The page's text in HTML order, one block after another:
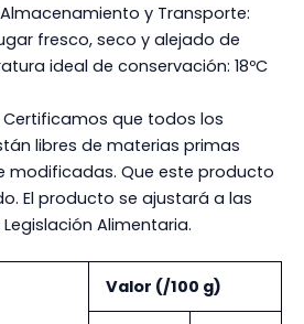
y Transporte:
fresco, seco y alejado de
ideal de conservación: 18ºC
Certificamos que todos los
libres de materias primas
modificadas. Que este producto
El producto se ajustará a las
Alimentaria.
Valor (/100 g)